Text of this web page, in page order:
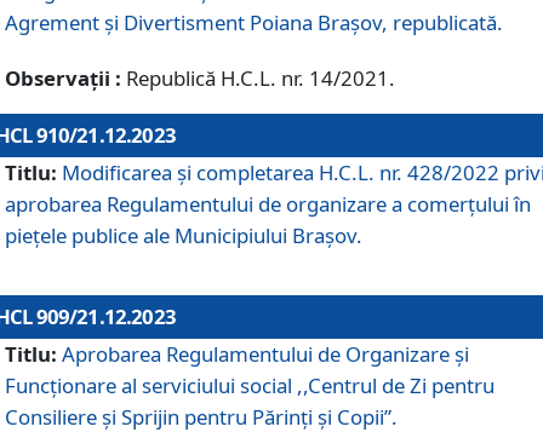
Agrement și Divertisment Poiana Brașov, republicată.
Observații : Republică H.C.L. nr. 14/2021.
910/21.12.2023
Titlu: Modificarea și completarea H.C.L. nr. 428/2022
aprobarea Regulamentului de organizare a comerțului în
piețele publice ale Municipiului Braşov.
909/21.12.2023
Titlu: Aprobarea Regulamentului de Organizare și
Funcționare al serviciului social ,,Centrul de Zi pentru
Consiliere şi Sprijin pentru Părinţi şi Copii”.